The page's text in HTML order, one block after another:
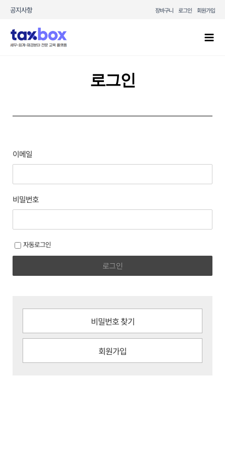
콘텐츠로
공지사항 장바구니 로그인 회원가입
로그인
이메일
비밀번호
자동로그인
로그인
비밀번호 찾기
회원가입